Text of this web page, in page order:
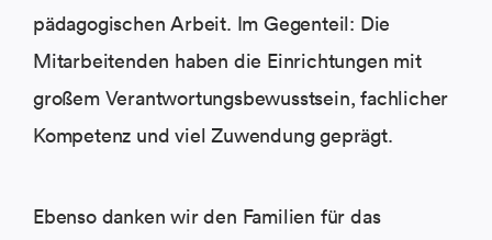
pädagogischen Arbeit. Im Gegenteil: Die
Mitarbeitenden haben die Einrichtungen mit
großem Verantwortungsbewusstsein, fachlicher
Kompetenz und viel Zuwendung geprägt.
Ebenso danken wir den Familien für das